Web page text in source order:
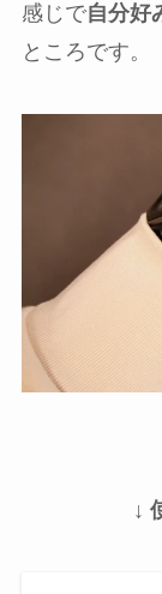
感じで自分好
ところです。
↓